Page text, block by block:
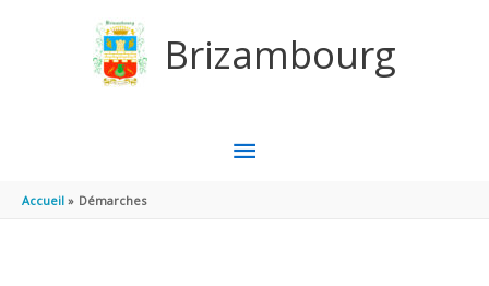
Brizambourg
MENU
Accueil Démarches